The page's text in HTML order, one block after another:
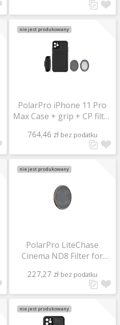
nie jest produkowany
PolarPro iPhone 11 Pro
Max Case + grip + CP filter
764,46 zł bez podatku
nie jest produkowany
PolarPro LiteChase
Cinema ND8 Filter for
227,27 zł bez podatku
nie jest produkowany